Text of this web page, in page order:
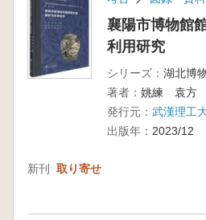
襄陽市博物館
利用研究
シリーズ：
著者： 姚練 袁方
発行元： 武漢理工
出版年： 2023/12
新刊 取り寄せ